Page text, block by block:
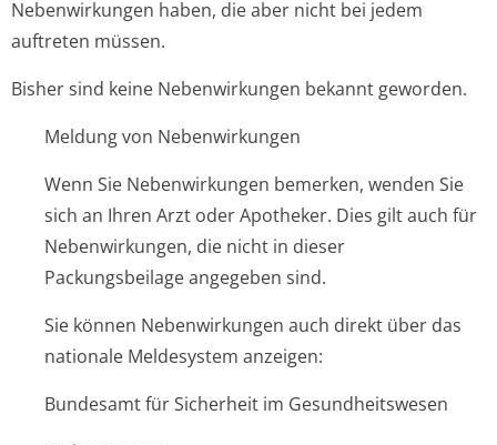
Nebenwirkungen haben, die aber nicht bei jedem
auftreten müssen.
Bisher sind keine Nebenwirkungen bekannt geworden.
Meldung von Nebenwirkungen
Wenn Sie Nebenwirkungen bemerken, wenden Sie
sich an Ihren Arzt oder Apotheker. Dies gilt auch für
Nebenwirkungen, die nicht in dieser
Packungsbeilage angegeben sind.
Sie können Nebenwirkungen auch direkt über das
nationale Meldesystem anzeigen:
Bundesamt für Sicherheit im Gesundheitswesen